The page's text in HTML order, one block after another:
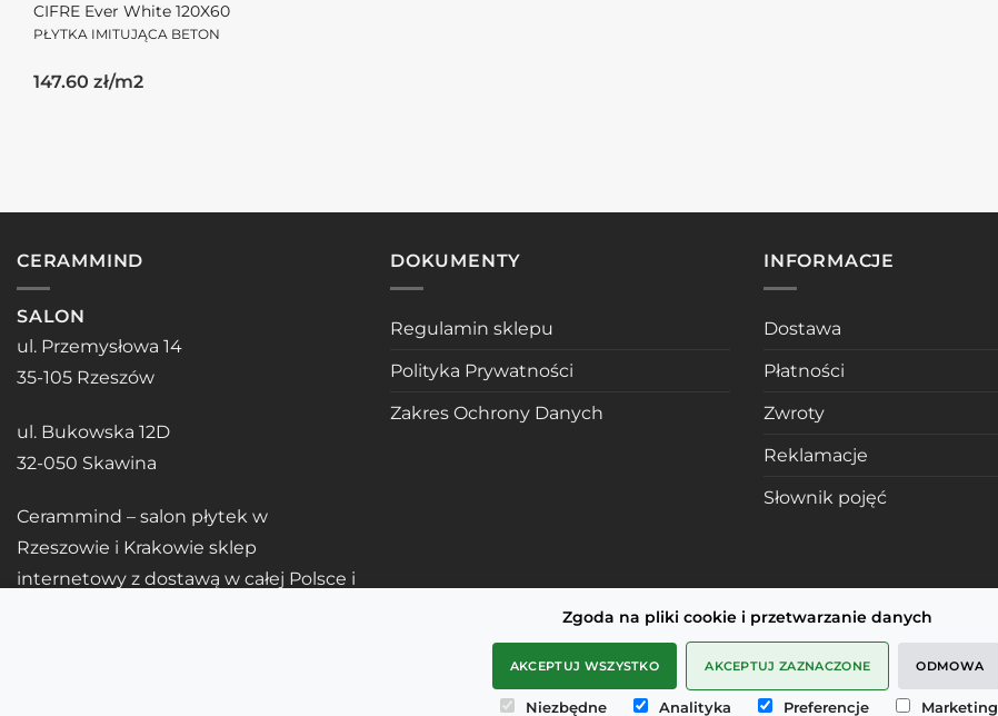
CIFRE Ever White 120X60
PŁYTKA IMITUJĄCA BETON
147.60 zł/m2
Zgoda na pliki cookie i przetwarzanie danych
AKCEPTUJ WSZYSTKO AKCEPTUJ ZAZNACZONE ODMOWA
Niezbędne Analityka Preferencje Marketing
CERAMMIND
SALON
ul. Przemysłowa 14
35-105 Rzeszów
ul. Bukowska 12D
32-050 Skawina
Cerammind – salon płytek w
Rzeszowie i Krakowie sklep
internetowy z dostawą w całej Polsce i
DOKUMENTY
Regulamin sklepu
Polityka Prywatności
Zakres Ochrony Danych
INFORMACJE
Dostawa
Płatności
Zwroty
Reklamacje
Słownik pojęć